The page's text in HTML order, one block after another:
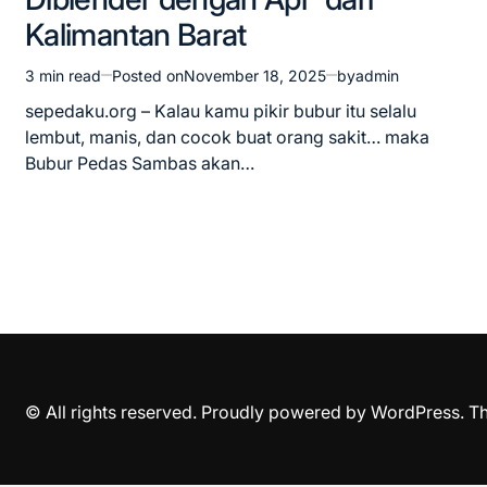
Kalimantan Barat
Estimated
read
time
3 min read Posted onNovember 18, 2025 byadmin
sepedaku.org – Kalau kamu pikir bubur itu selalu
lembut, manis, dan cocok buat orang sakit… maka
Bubur Pedas Sambas akan…
© All rights reserved. Proudly powered by WordPress.